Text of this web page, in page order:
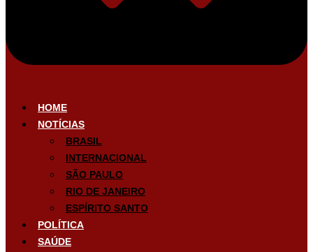
HOME
NOTÍCIAS
BRASIL
INTERNACIONAL
SÃO PAULO
RIO DE JANEIRO
ESPÍRITO SANTO
POLÍTICA
SAÚDE